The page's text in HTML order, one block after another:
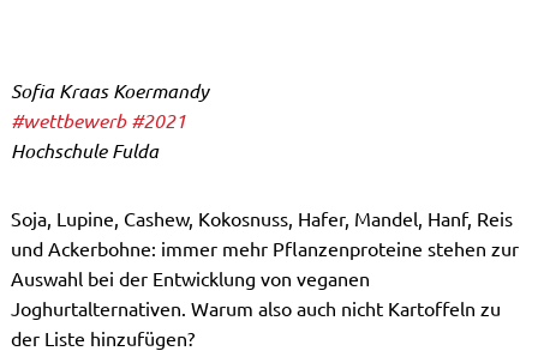
Sofia Kraas Koermandy
#wettbewerb #2021
Hochschule Fulda
Soja, Lupine, Cashew, Kokosnuss, Hafer, Mandel, Hanf, Reis
und Ackerbohne: immer mehr Pflanzenproteine stehen zur
Auswahl bei der Entwicklung von veganen
Joghurtalternativen. Warum also auch nicht Kartoffeln zu
der Liste hinzufügen?